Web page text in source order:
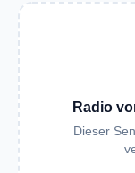
Radio
Dieser